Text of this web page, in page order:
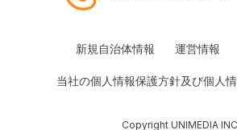
新規自治体情報 運営情報
当社の個人情報保護方針及び個人
Copyright UNIMEDIA